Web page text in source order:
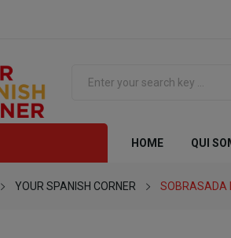
HOME QUI
YOUR SPANISH CORNER SOBRASADA